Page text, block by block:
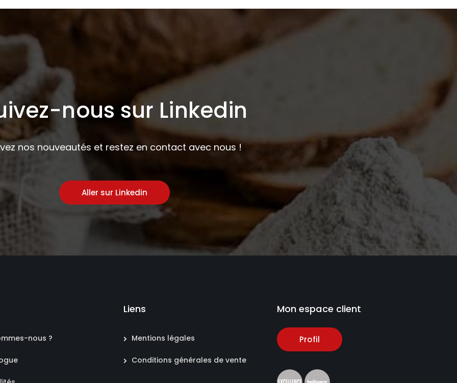
nous sur Linkedin
nos nouveautés et restez en contact avec nous !
Aller sur Linkedin
nous ?
Liens
Mentions légales
Conditions générales de vente
Mon espace client
Profil